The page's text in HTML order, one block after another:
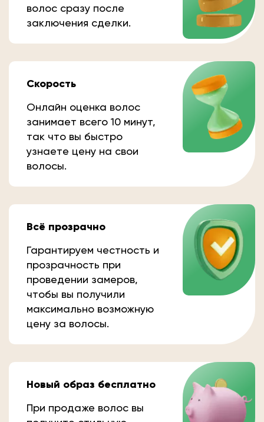
волос сразу после
заключения сделки.
Скорость
Онлайн оценка волос
занимает всего 10 минут,
так что вы быстро
узнаете цену на свои
волосы.
Всё прозрачно
Гарантируем честность и
прозрачность при
проведении замеров,
чтобы вы получили
максимально возможную
цену за волосы.
Новый образ бесплатно
При продаже волос вы